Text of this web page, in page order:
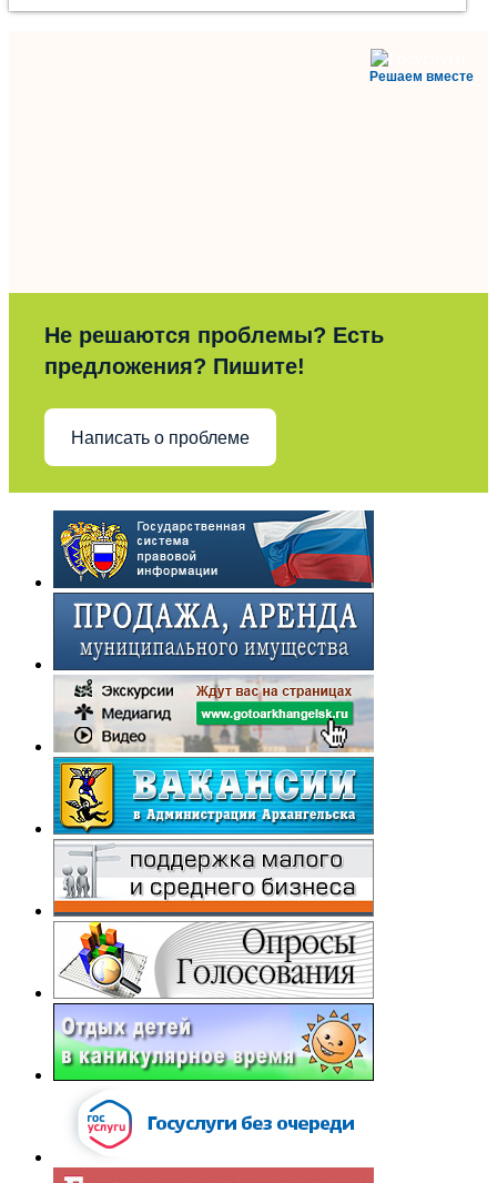
Решаем вместе
Не решаются проблемы? Есть
предложения? Пишите!
Написать о проблеме